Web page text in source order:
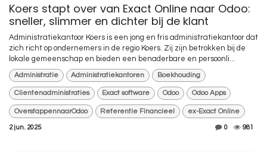
Koers stapt over van Exact Online naar Odoo:
sneller, slimmer en dichter bij de klant
Administratiekantoor Koers is een jong en fris administratiekantoor dat
zich richt op ondernemers in de regio Koers. Zij zijn betrokken bij de
lokale gemeenschap en bieden een benaderbare en persoonli...
Administratie Administratiekantoren Boekhouding
Clientenadministraties Exact software Odoo Odoo Apps
OverstappennaarOdoo Referentie Financieel ex-Exact Online
2 jun. 2025 0 981